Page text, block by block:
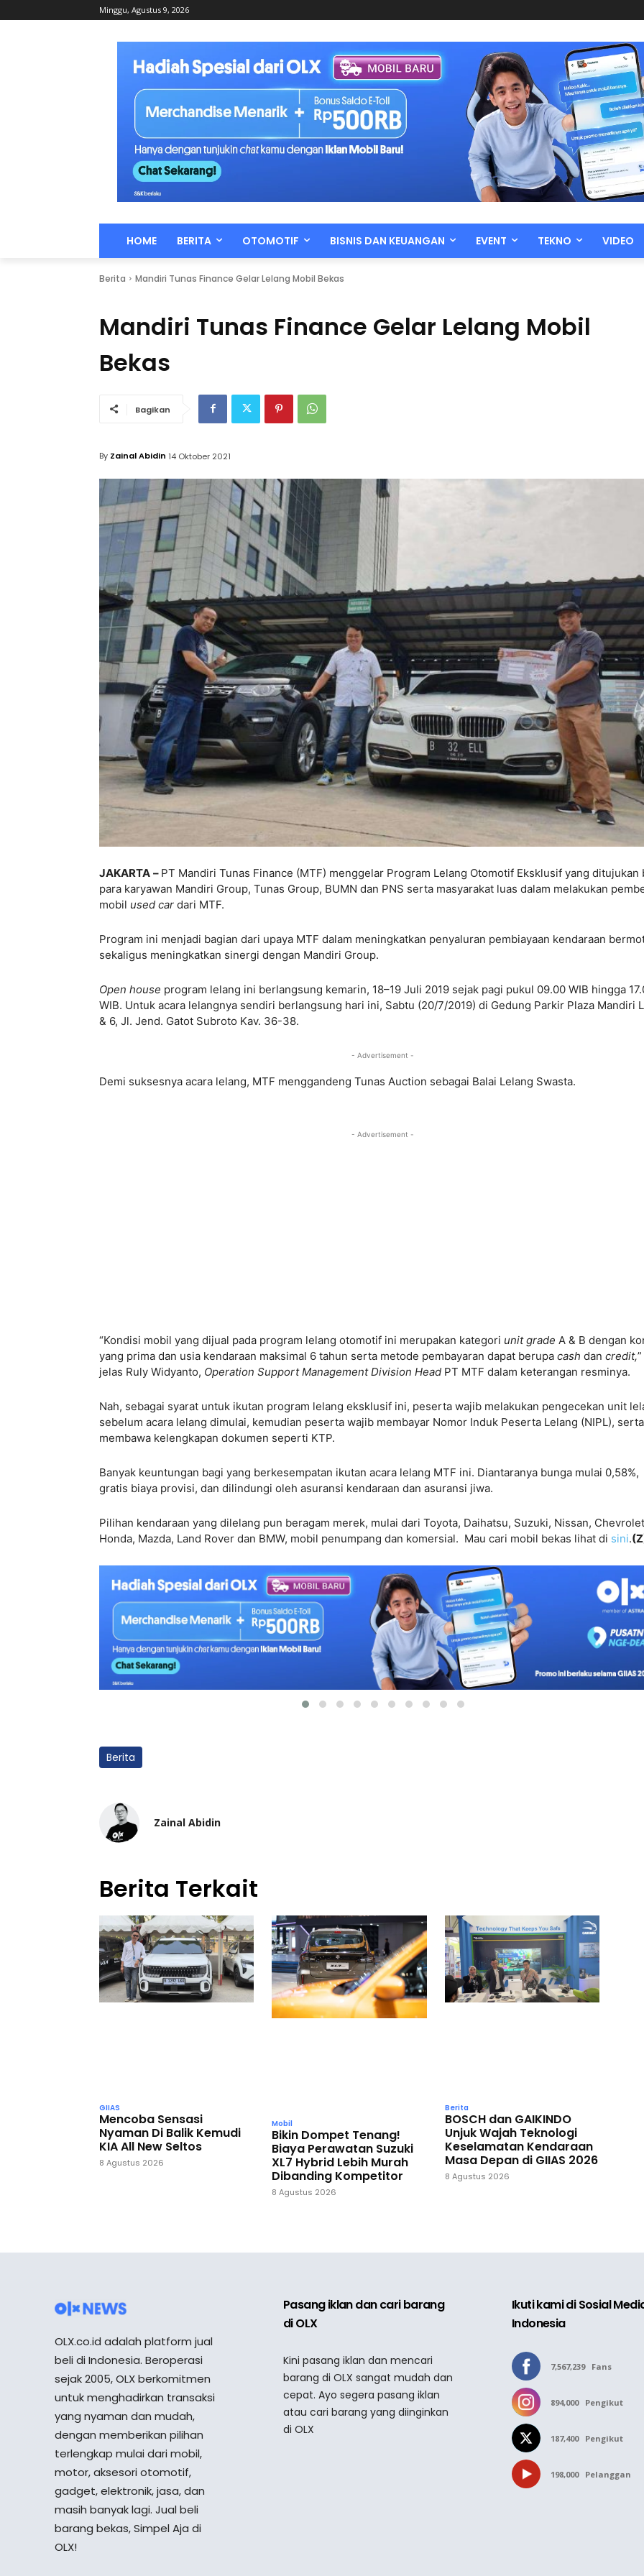
Minggu, Agustus 9, 2026
HOME BERITA OTOMOTIF BISNIS DAN KEUANGAN EVENT TEKNO VIDEO
Berita Mandiri Tunas Finance Gelar Lelang Mobil Bekas
Mandiri Tunas Finance Gelar Lelang Mobil
Bekas
Bagikan
By Zainal Abidin 14 Oktober 2021
JAKARTA – PT Mandiri Tunas Finance (MTF) menggelar Program Lelang Otomotif Eksklusif yang ditujukan
para karyawan Mandiri Group, Tunas Group, BUMN dan PNS serta masyarakat luas dalam melakukan
mobil used car dari MTF.
Program ini menjadi bagian dari upaya MTF dalam meningkatkan penyaluran pembiayaan kendaraan
sekaligus meningkatkan sinergi dengan Mandiri Group.
Open house program lelang ini berlangsung kemarin, 18–19 Juli 2019 sejak pagi pukul 09.00 WIB hingga
WIB. Untuk acara lelangnya sendiri berlangsung hari ini, Sabtu (20/7/2019) di Gedung Parkir Plaza Mandiri
& 6, Jl. Jend. Gatot Subroto Kav. 36-38.
- Advertisement -
Demi suksesnya acara lelang, MTF menggandeng Tunas Auction sebagai Balai Lelang Swasta.
- Advertisement -
“Kondisi mobil yang dijual pada program lelang otomotif ini merupakan kategori unit grade A & B dengan
yang prima dan usia kendaraan maksimal 6 tahun serta metode pembayaran dapat berupa cash dan credit,”
jelas Ruly Widyanto, Operation Support Management Division Head PT MTF dalam keterangan resminya.
Nah, sebagai syarat untuk ikutan program lelang eksklusif ini, peserta wajib melakukan pengecekan unit
sebelum acara lelang dimulai, kemudian peserta wajib membayar Nomor Induk Peserta Lelang (NIPL), serta
membawa kelengkapan dokumen seperti KTP.
Banyak keuntungan bagi yang berkesempatan ikutan acara lelang MTF ini. Diantaranya bunga mulai 0,58%,
gratis biaya provisi, dan dilindungi oleh asuransi kendaraan dan asuransi jiwa.
Pilihan kendaraan yang dilelang pun beragam merek, mulai dari Toyota, Daihatsu, Suzuki, Nissan,
Honda, Mazda, Land Rover dan BMW, mobil penumpang dan komersial. Mau cari mobil bekas lihat di sini.
Berita
Zainal Abidin
Berita Terkait
GIIAS
Mencoba Sensasi
Nyaman Di Balik Kemudi
KIA All New Seltos
8 Agustus 2026
Mobil
Bikin Dompet Tenang!
Biaya Perawatan Suzuki
XL7 Hybrid Lebih Murah
Dibanding Kompetitor
8 Agustus 2026
Berita
BOSCH dan GAIKINDO
Unjuk Wajah Teknologi
Keselamatan Kendaraan
Masa Depan di GIIAS 2026
8 Agustus 2026
OLX.co.id adalah platform jual
beli di Indonesia. Beroperasi
sejak 2005, OLX berkomitmen
untuk menghadirkan transaksi
yang nyaman dan mudah,
dengan memberikan pilihan
terlengkap mulai dari mobil,
motor, aksesori otomotif,
gadget, elektronik, jasa, dan
masih banyak lagi. Jual beli
barang bekas, Simpel Aja di
OLX!
Pasang iklan dan cari barang
di OLX
Kini pasang iklan dan mencari
barang di OLX sangat mudah dan
cepat. Ayo segera pasang iklan
atau cari barang yang diinginkan
di OLX
Ikuti kami di Sosial
Indonesia
7,567,239 Fans
894,000 Pengikut
187,400 Pengikut
198,000 Pelanggan